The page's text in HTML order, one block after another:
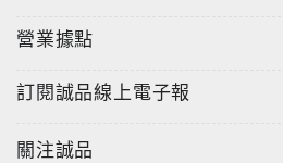
營業據點
訂閱誠品線上電子報
關注誠品